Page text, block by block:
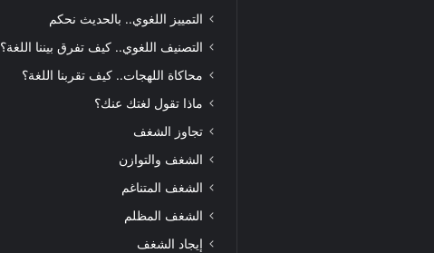
التمييز اللغوي.. بالحديث نحكم
التصنيف اللغوي.. كيف تفرق بيننا اللغة؟
محاكاة اللهجات.. كيف تقربنا اللغة؟
ماذا تقول لغتك عنك؟
تجاوز الشغف
الشغف والتوازن
الشغف المتناغم
الشغف المظلم
إيجاد الشغف